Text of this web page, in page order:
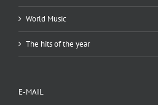
World Music
The hits of the year
E-MAIL